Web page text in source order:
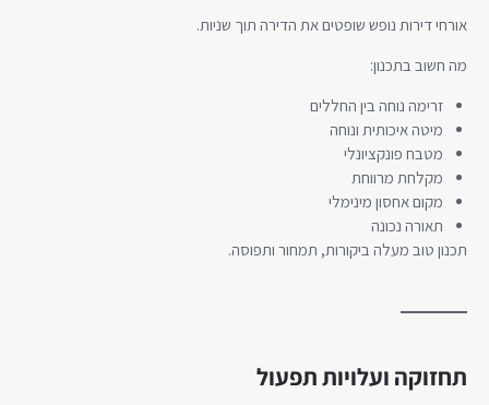
אורחי דירות נופש שופטים את הדירה תוך שניות.
מה חשוב בתכנון:
זרימה נוחה בין החללים
מיטה איכותית ונוחה
מטבח פונקציונלי
מקלחת מרווחת
מקום אחסון מינימלי
תאורה נכונה
תכנון טוב מעלה ביקורות, תמחור ותפוסה.
תחזוקה ועלויות תפעול